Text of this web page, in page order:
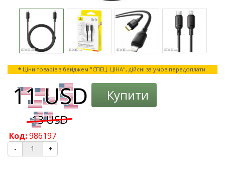
* Ціни товарів з бейджем "СПЕЦ. ЦІНА", дійсні за умов передоплати.
Купити
Код:986197
- +